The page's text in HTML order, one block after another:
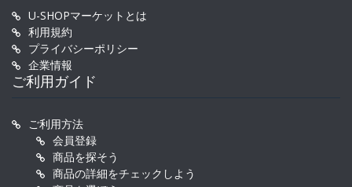
U-SHOPマーケットとは
利用規約
プライバシーポリシー
企業情報
ご利用ガイド
ご利用方法
会員登録
商品を探そう
商品の詳細をチェックしよう